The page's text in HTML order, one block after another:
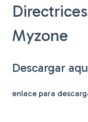
Myzone
Descargar
enlace para